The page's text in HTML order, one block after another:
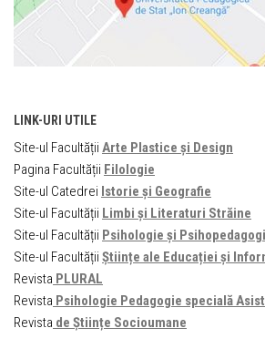
LINK-URI UTILE
Site-ul Facultății Arte Plastice și Design
Pagina Facultății Filologie
Site-ul Catedrei Istorie și Geografie
Site-ul Facultății Limbi și Literaturi Străine
Site-ul Facultății Psihologie și
Site-ul Facultății Științe ale Educației și
Revista PLURAL
Revista Psihologie Pedagogie specială
Revista de Științe Socioumane